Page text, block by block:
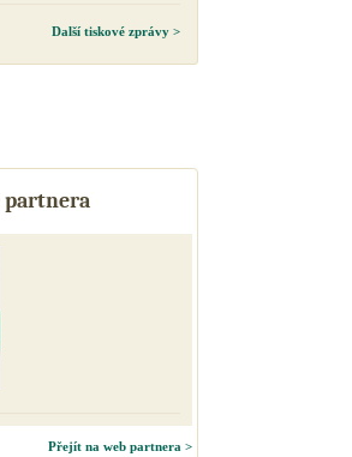
Další tiskové zprávy >
partnera
Přejít na web partnera >